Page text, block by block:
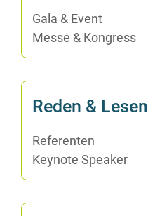
Ga­la & Event
Mes­se & Kongress
Re­den & Lesen
Re­fe­ren­ten
Key­note Speaker